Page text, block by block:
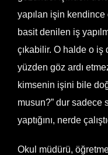
yapılan işin kendince
basit denilen iş
çıkabilir. O halde o
yüzden göz ardı
kimsenin işini bile
musun?” dur sadece
yaptığını, nerde
Okul müdürü,